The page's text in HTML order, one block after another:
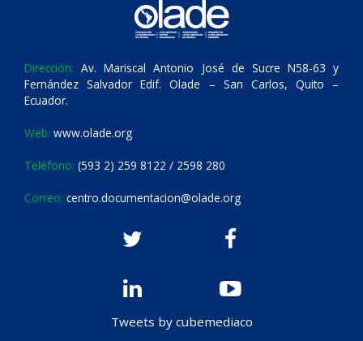
Dirección: Av. Mariscal Antonio José de Sucre N58-63 y
Fernández Salvador Edif. Olade – San Carlos, Quito –
Ecuador.
Web: www.olade.org
Teléfono: (593 2) 259 8122 / 2598 280
Correo: centro.documentacion@olade.org
Tweets by cubemediaco